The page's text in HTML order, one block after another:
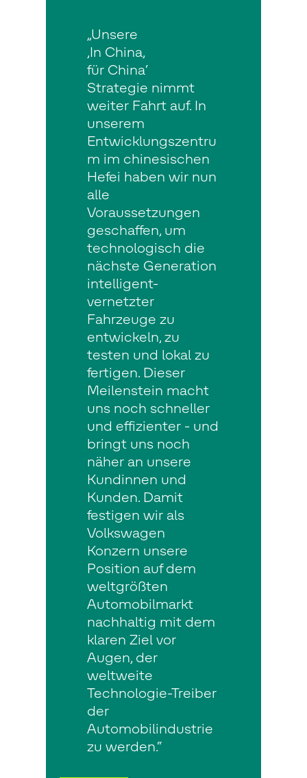
„Unsere
‚In China,
für China‘
Strategie nimmt
weiter Fahrt auf. In
unserem
Entwicklungszentru
m im chinesischen
Hefei haben wir nun
alle
Voraussetzungen
geschaffen, um
technologisch die
nächste Generation
intelligent-
vernetzter
Fahrzeuge zu
entwickeln, zu
testen und lokal zu
fertigen. Dieser
Meilenstein macht
uns noch schneller
und effizienter - und
bringt uns noch
näher an unsere
Kundinnen und
Kunden. Damit
festigen wir als
Volkswagen
Konzern unsere
Position auf dem
weltgrößten
Automobilmarkt
nachhaltig mit dem
klaren Ziel vor
Augen, der
weltweite
Technologie-Treiber
der
Automobilindustrie
zu werden.“